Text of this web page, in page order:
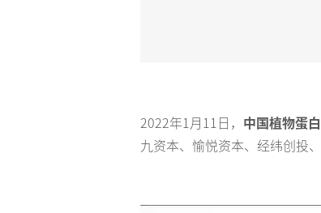
2022年1月11日， 中国植物蛋
九资本、愉悦资本、经纬创投